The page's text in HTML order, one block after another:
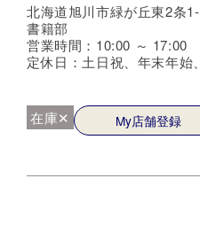
北海道旭川市緑が丘東2条
書籍部
営業時間：10:00 ～ 17:00
定休日：土日祝、年末年
在庫✕ My店舗登録